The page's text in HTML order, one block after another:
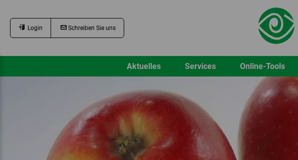
Login Schreiben Sie uns
Aktuelles Services Online-Tools